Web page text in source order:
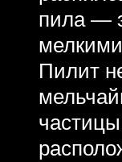
пила —
Пилит